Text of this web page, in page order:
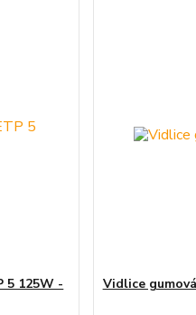
5 125W -
Vidlice